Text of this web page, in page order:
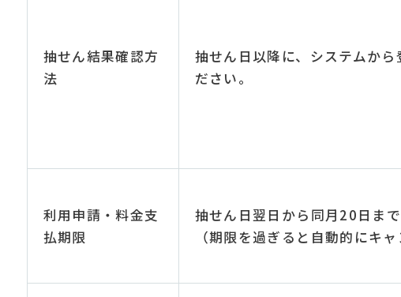
抽せん結果確認方
法
抽せん日以降に、システムか
ださい。
利用申請・料金支
払期限
抽せん日翌日から同月20日まで
（期限を過ぎると自動的にキ